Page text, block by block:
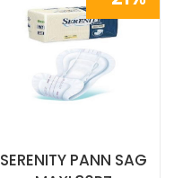
MAXI
L
15PZ NON
È
DISPONIBILE
SERENITY PANN SAG